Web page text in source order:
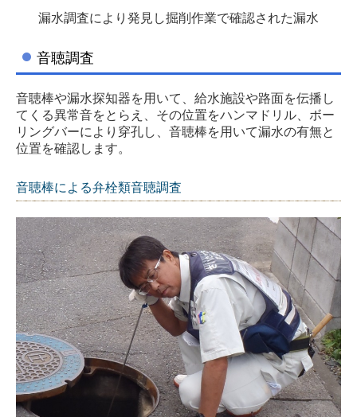
漏水調査により発見し掘削作業で確認された漏水
音聴調査
音聴棒や漏水探知器を用いて、給水施設や路面を伝播し
てくる異常音をとらえ、その位置をハンマドリル、ボー
リングバーにより穿孔し、音聴棒を用いて漏水の有無と
位置を確認します。
音聴棒による弁栓類音聴調査